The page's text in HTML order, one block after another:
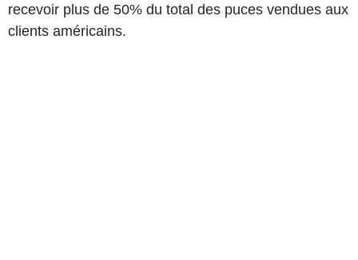
recevoir plus de 50% du total des puces vendues aux
clients américains.